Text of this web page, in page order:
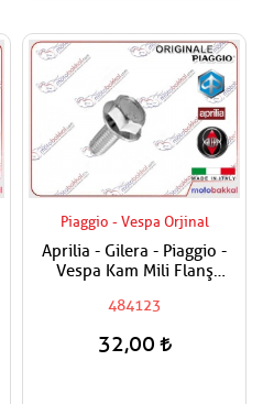
Piaggio - Vespa Orjinal
Aprilia - Gilera - Piaggio -
Vespa Kam Mili Flanş
484123
32,00